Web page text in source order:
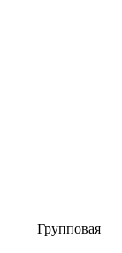
Групповая